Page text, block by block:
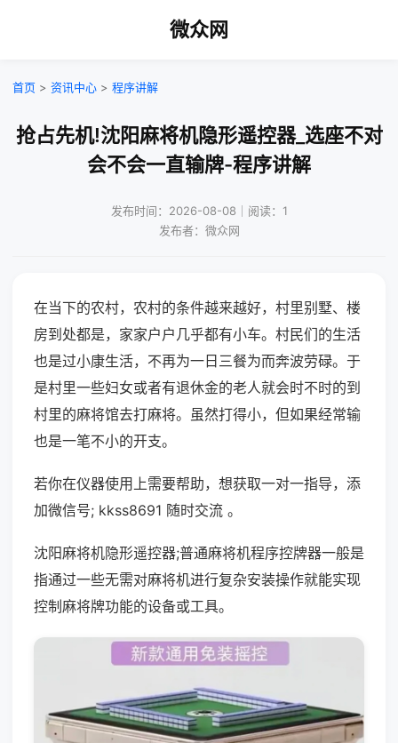
微众网
首页 > 资讯中心 > 程序讲解
抢占先机!沈阳麻将机隐形遥控器_选座不对
会不会一直输牌-程序讲解
发布时间：2026-08-08｜阅读：1
发布者：微众网
在当下的农村，农村的条件越来越好，村里别墅、楼
房到处都是，家家户户几乎都有小车。村民们的生活
也是过小康生活，不再为一日三餐为而奔波劳碌。于
是村里一些妇女或者有退休金的老人就会时不时的到
村里的麻将馆去打麻将。虽然打得小，但如果经常输
也是一笔不小的开支。
若你在仪器使用上需要帮助，想获取一对一指导，添
加微信号; kkss8691 随时交流 。
沈阳麻将机隐形遥控器;普通麻将机程序控牌器一般是
指通过一些无需对麻将机进行复杂安装操作就能实现
控制麻将牌功能的设备或工具。